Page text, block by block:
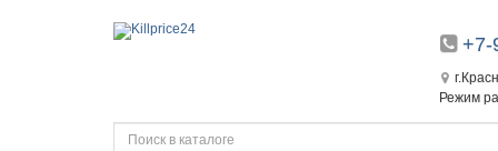
+7-
Режим